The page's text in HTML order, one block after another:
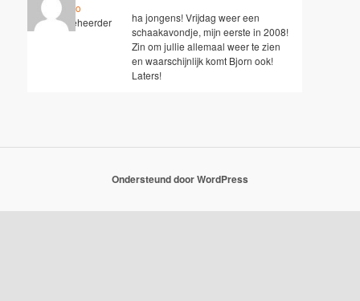
Hugo
Sleutelbeheerder
ha jongens! Vrijdag weer een
schaakavondje, mijn eerste in 2008!
Zin om jullie allemaal weer te zien
en waarschijnlijk komt Bjorn ook!
Laters!
Ondersteund door WordPress